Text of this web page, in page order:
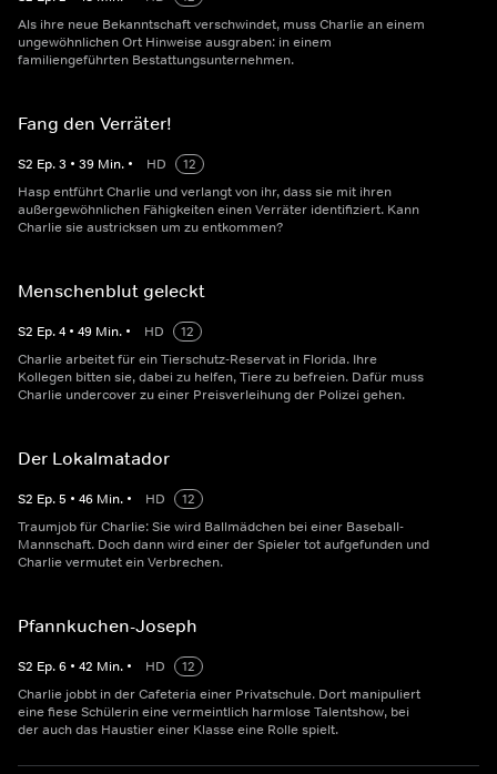
Als ihre neue Bekanntschaft verschwindet, muss Charlie an einem
ungewöhnlichen Ort Hinweise ausgraben: in einem
familiengeführten Bestattungsunternehmen.
Fang den Verräter!
S2 Ep.3 • 39 Min. • HD
12
Hasp entführt Charlie und verlangt von ihr, dass sie mit ihren
außergewöhnlichen Fähigkeiten einen Verräter identifiziert. Kann
Charlie sie austricksen um zu entkommen?
Menschenblut geleckt
S2 Ep.4 • 49 Min. • HD
12
Charlie arbeitet für ein Tierschutz-Reservat in Florida. Ihre
Kollegen bitten sie, dabei zu helfen, Tiere zu befreien. Dafür muss
Charlie undercover zu einer Preisverleihung der Polizei gehen.
Der Lokalmatador
S2 Ep.5 • 46 Min. • HD
12
Traumjob für Charlie: Sie wird Ballmädchen bei einer Baseball-
Mannschaft. Doch dann wird einer der Spieler tot aufgefunden und
Charlie vermutet ein Verbrechen.
Pfannkuchen-Joseph
S2 Ep.6 • 42 Min. • HD
12
Charlie jobbt in der Cafeteria einer Privatschule. Dort manipuliert
eine fiese Schülerin eine vermeintlich harmlose Talentshow, bei
der auch das Haustier einer Klasse eine Rolle spielt.